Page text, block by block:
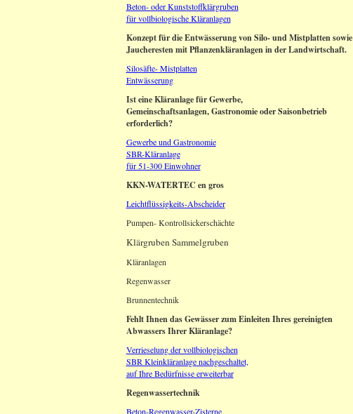
Beton- oder Kunststoffklärgruben
für vollbiologische Kläranlagen
Konzept für die Entwässerung von Silo- und Mistplatten sowie
Jaucheresten mit Pflanzenkläranlagen in der Landwirtschaft.
Silosäfte- Mistplatten
Entwässerung
Ist eine Kläranlage für Gewerbe,
Gemeinschaftsanlagen, Gastronomie oder Saisonbetrieb
erforderlich?
Gewerbe und Gastronomie
SBR-Kläranlage
für 51-300 Einwohner
KKN-WATERTEC en gros
Leichtflüssigkeits-Abscheider
Pumpen- Kontrollsickerschächte
Klärgruben Sammelgruben
Kläranlagen
Regenwasser
Brunnentechnik
Fehlt Ihnen das Gewässer zum Einleiten Ihres gereinigten
Abwassers Ihrer Kläranlage?
Verrieselung der vollbiologischen
SBR Kleinkläranlage nachgeschaltet,
auf Ihre Bedürfnisse erweiterbar
Regenwassertechnik
Beton-Regenwasser-Zisterne